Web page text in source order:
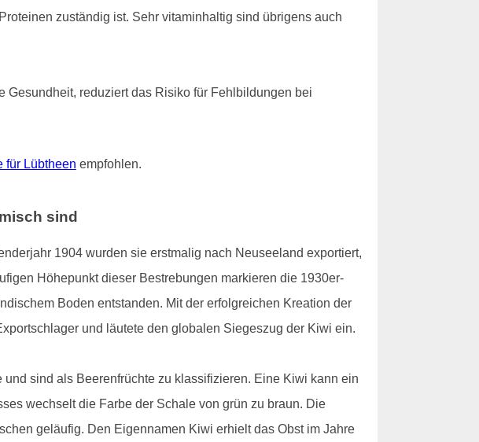
zuständig ist. Sehr vitaminhaltig sind übrigens auch
reduziert das Risiko für Fehlbildungen bei
für Lübtheen empfohlen.
sind
1904 wurden sie erstmalig nach Neuseeland exportiert,
Höhepunkt dieser Bestrebungen markieren die 1930er-
Boden entstanden. Mit der erfolgreichen Kreation der
und läutete den globalen Siegeszug der Kiwi ein.
sind als Beerenfrüchte zu klassifizieren. Eine Kiwi kann ein
wechselt die Farbe der Schale von grün zu braun. Die
geläufig. Den Eigennamen Kiwi erhielt das Obst im Jahre